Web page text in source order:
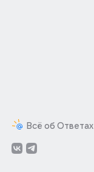
Всё об Ответах